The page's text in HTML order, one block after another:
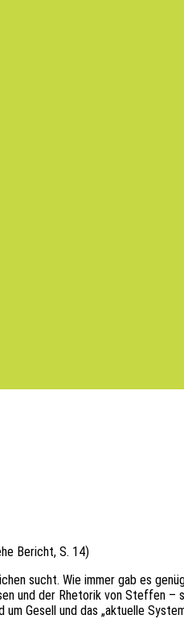
Bericht, S. 14)
sucht. Wie immer gab es
und der Rheto­rik von Stef­fen –
Gesell und das „aktu­el­le